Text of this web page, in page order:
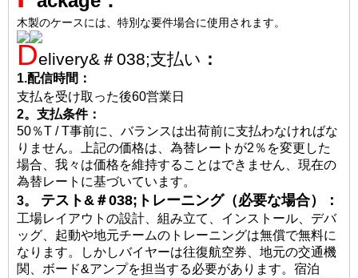
木製のケースには、特別な要件場合に使用されます。
Delivery&＃038;支払い ：
1.配信時間：
支払を受け取った後60営業日
2。 支払条件：
50％T / T事前に、バランスは出荷前に支払わなければな
りません。上記の価格は、為替レートが2％を変更した
場合、我々は価格を維持することはできません、現在の
為替レートに基づいています。
3。
テスト&＃038;トレーニング（必要な場合） ：
工場レイアウトの設計、組み立て、インストール、デバ
ッグ、起動や地元チームのトレーニングは無償で無料に
なります。しかしバイヤーは往復航空券、地元の交通機
関、ボード&アンプを担当する必要があります。宿泊